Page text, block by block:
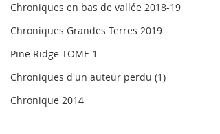
Chroniques en bas de vallée 2018-19
Chroniques Grandes Terres 2019
Pine Ridge TOME 1
Chroniques d'un auteur perdu (1)
Chronique 2014